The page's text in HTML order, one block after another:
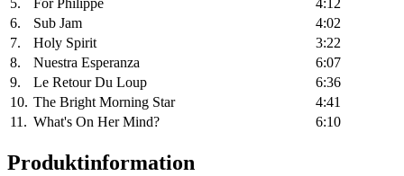
5.
For Philippe
4:12
6.
Sub Jam
4:02
7.
Holy Spirit
3:22
8.
Nuestra Esperanza
6:07
9.
Le Retour Du Loup
6:36
10. The Bright Morning Star
4:41
11. What's On Her Mind? 6:10
Produktinformation